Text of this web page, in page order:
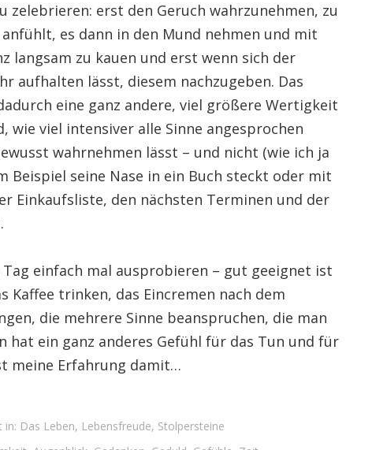
zelebrieren: erst den Geruch wahrzunehmen, zu
es dann in den Mund nehmen und mit
langsam zu kauen und erst wenn sich der
aufhalten lässt, diesem nachzugeben. Das
eine ganz andere, viel größere Wertigkeit
wie viel intensiver alle Sinne angesprochen
wahrnehmen lässt – und nicht (wie ich ja
Beispiel seine Nase in ein Buch steckt oder mit
Einkaufsliste, den nächsten Terminen und der
einfach mal ausprobieren – gut geeignet ist
Kaffee trinken, das Eincremen nach dem
die mehrere Sinne beanspruchen, die man
hat ein ganz anderes Gefühl für das Tun und für
meine Erfahrung damit…
in: Das Leben, Lebensfreude, Stolpersteine